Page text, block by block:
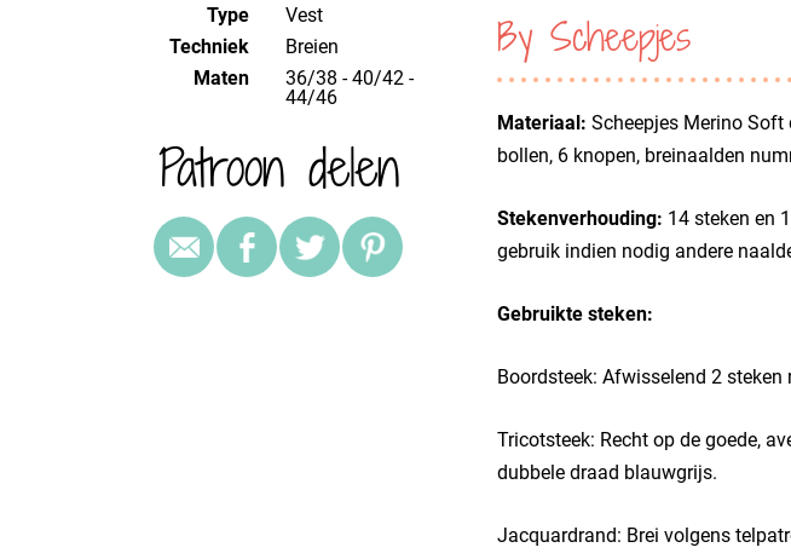
Type
Vest
Techniek
breien
Maten
36/38 - 40/42 -
44/46
Patroon delen
By Scheepjes
Materiaal: Scheepjes Merino
bollen, 6 knopen, breinaalden
Stekenverhouding: 14 steken en
gebruik indien nodig andere
Gebruikte steken:
Boordsteek: Afwisselend 2 steken
Tricotsteek: Recht op de goede,
dubbele draad blauwgrijs.
Jacquardrand: Brei volgens